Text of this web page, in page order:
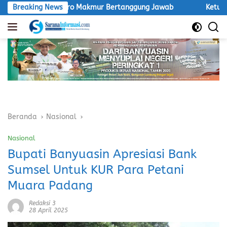
Langsung
ke
konten
Breaking News
Agro Makmur Bertanggung Jawab Ketua LSM Macan
Beranda Nasional
Nasional
Bupati Banyuasin Apresiasi Bank
Sumsel Untuk KUR Para Petani
Muara Padang
Redaksi 3
28 April 2025